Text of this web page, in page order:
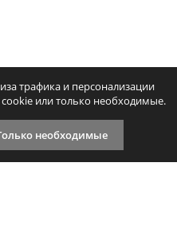
трафика и персонализации
или только необходимые.
необходимые